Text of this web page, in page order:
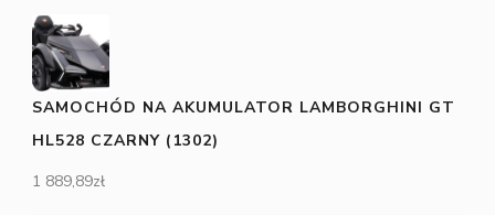
SAMOCHÓD NA AKUMULATOR LAMBORGHINI GT
HL528 CZARNY (1302)
1 889,89zł